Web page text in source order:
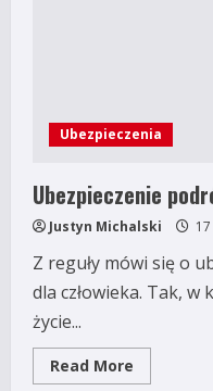
Ubezpieczenia
Ubezpieczenie
Justyn Michalski
Z reguły mówi się o
dla człowieka. Tak,
życie...
Read More
more